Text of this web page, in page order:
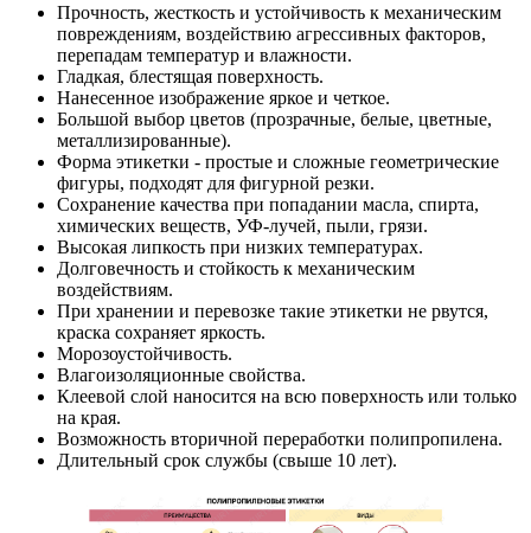
Прочность, жесткость и устойчивость к механическим
повреждениям, воздействию агрессивных факторов,
перепадам температур и влажности.
Гладкая, блестящая поверхность.
Нанесенное изображение яркое и четкое.
Большой выбор цветов (прозрачные, белые, цветные,
металлизированные).
Форма этикетки - простые и сложные геометрические
фигуры, подходят для фигурной резки.
Сохранение качества при попадании масла, спирта,
химических веществ, УФ-лучей, пыли, грязи.
Высокая липкость при низких температурах.
Долговечность и стойкость к механическим
воздействиям.
При хранении и перевозке такие этикетки не рвутся,
краска сохраняет яркость.
Морозоустойчивость.
Влагоизоляционные свойства.
Клеевой слой наносится на всю поверхность или только
на края.
Возможность вторичной переработки полипропилена.
Длительный срок службы (свыше 10 лет).